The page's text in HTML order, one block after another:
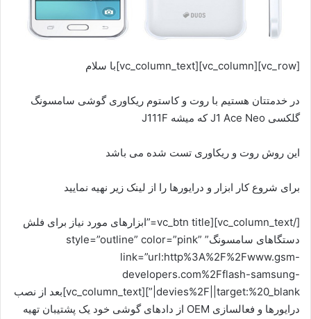
[vc_row][vc_column][vc_column_text]با سلام
در خدمتتان هستیم با روت و کاستوم ریکاوری گوشی سامسونگ
گلکسی J1 Ace Neo که میشه J111F
این روش روت و ریکاوری تست شده می باشد
برای شروع کار ابزار و درایورها را از لینک زیر نهیه نمایید
[/vc_column_text][vc_btn title=”ابزارهای مورد نیاز برای فلش
دستگاهای سامسونگ” style=”outline” color=”pink”
link=”url:http%3A%2F%2Fwww.gsm-
developers.com%2Fflash-samsung-
devies%2F||target:%20_blank|”][vc_column_text]بعد از نصب
درایورها و فعالسازی OEM از دادهای گوشی خود یک پشتیبان تهیه